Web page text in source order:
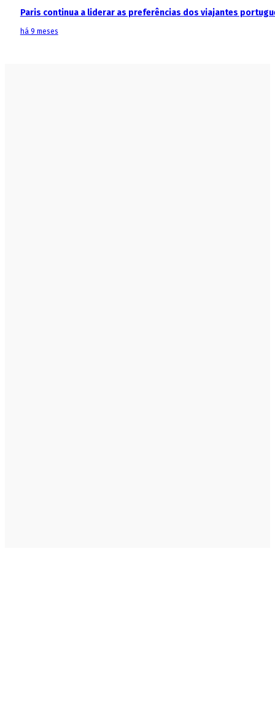
Paris continua a liderar as preferências dos viajantes
há 9 meses